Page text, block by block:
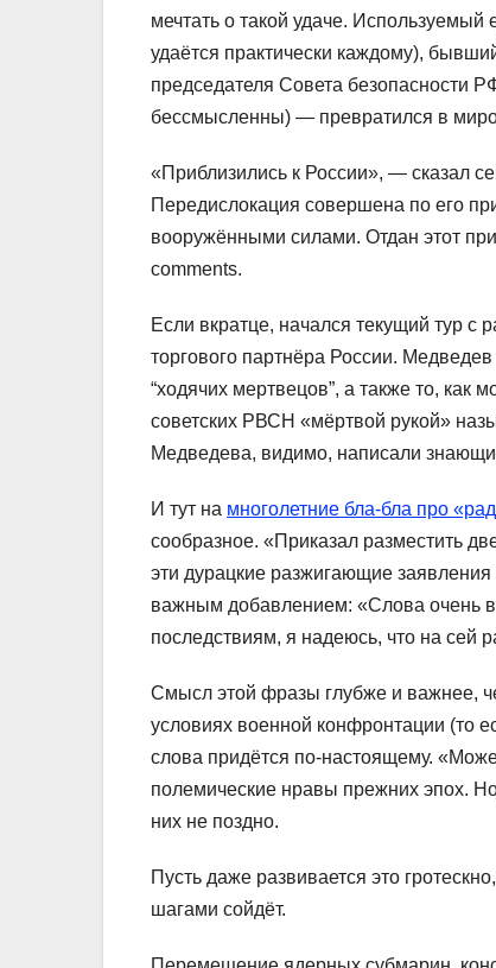
мечтать о такой удаче. Используемый
удаётся практически каждому),
председателя Совета безопасности
бессмысленны) — превратился в
«Приблизились к России», — сказал
Передислокация совершена по его
вооружёнными силами. Отдан этот
comments.
Если вкратце, начался текущий тур
торгового партнёра России.
“ходячих мертвецов”, а также то, как
советских РВСН «мёртвой рукой»
Медведева, видимо, написали
И тут на многолетние бла-бла про
сообразное. «Приказал разместить
эти дурацкие разжигающие
важным добавлением: «Слова очень
последствиям, я надеюсь, что на сей
Смысл этой фразы глубже и важнее,
условиях военной конфронтации (то
слова придётся по-настоящему.
полемические нравы прежних эпох.
них не поздно.
Пусть даже развивается это
шагами сойдёт.